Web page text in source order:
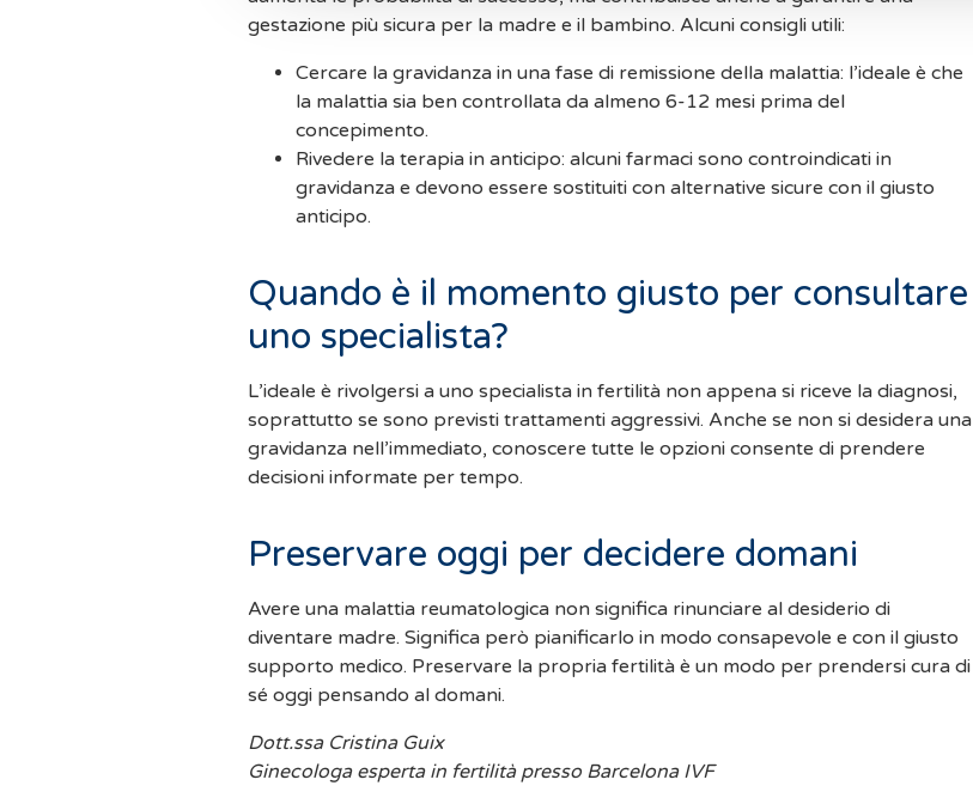
gestazione più sicura per la madre e il bambino. Alcuni consigli utili:
Cercare la gravidanza in una fase di remissione della malattia: l’ideale è che
la malattia sia ben controllata da almeno 6-12 mesi prima del
concepimento.
Rivedere la terapia in anticipo: alcuni farmaci sono controindicati in
gravidanza e devono essere sostituiti con alternative sicure con il giusto
anticipo.
Quando è il momento giusto per consultare
uno specialista?
L’ideale è rivolgersi a uno specialista in fertilità non appena si riceve la diagnosi,
soprattutto se sono previsti trattamenti aggressivi. Anche se non si desidera una
gravidanza nell’immediato, conoscere tutte le opzioni consente di prendere
decisioni informate per tempo.
Preservare oggi per decidere domani
Avere una malattia reumatologica non significa rinunciare al desiderio di
diventare madre. Significa però pianificarlo in modo consapevole e con il giusto
supporto medico. Preservare la propria fertilità è un modo per prendersi cura di
sé oggi pensando al domani.
Dott.ssa Cristina Guix
Ginecologa esperta in fertilità presso Barcelona IVF